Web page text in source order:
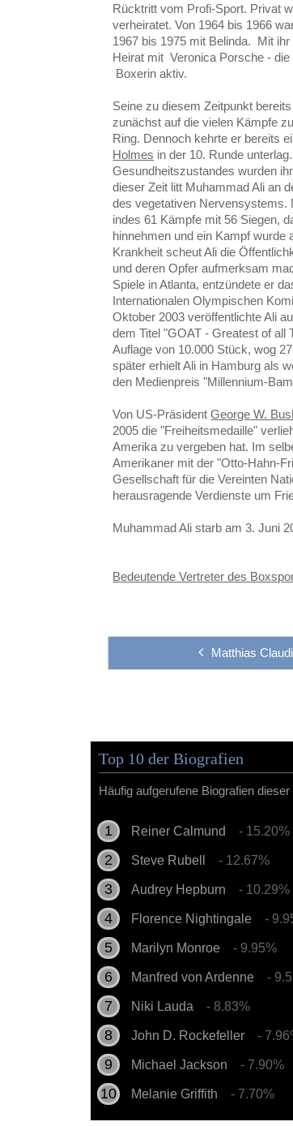
Rücktritt vom Profi-Sport. Privat
verheiratet. Von 1964 bis 1966
1967 bis 1975 mit Belinda. Mit
Heirat mit Veronica Porsche -
Boxerin aktiv.
Seine zu diesem Zeitpunkt
zunächst auf die vielen Kämpfe
Ring. Dennoch kehrte er bereits
Holmes in der 10. Runde
Gesundheitszustandes wurden
dieser Zeit litt Muhammad Ali an
des vegetativen
indes 61 Kämpfe mit 56 Siegen,
hinnehmen und ein Kampf wurde
Krankheit scheut Ali die
und deren Opfer aufmerksam
Spiele in Atlanta, entzündete er
Internationalen Olympischen
Oktober 2003 veröffentlichte Ali
dem Titel "GOAT - Greatest of all
Auflage von 10.000 Stück, wog
später erhielt Ali in Hamburg als
den Medienpreis "Millennium-
Von US-PräsidentGeorge W.
2005 die "Freiheitsmedaille"
Amerika zu vergeben hat. Im
Amerikaner mit der "Otto-Hahn-
Gesellschaft für die Vereinten
herausragende Verdienste um
Muhammad Ali starb am 3. Juni
Bedeutende Vertreter des
Matthias
Top 10 der Biografien
Häufig aufgerufene Biografien dieser
Reiner Calmund - 15.20%
Steve Rubell - 12.67%
Audrey Hepburn - 10.29%
Florence Nightingale -
Marilyn Monroe - 9.95%
Manfred von Ardenne -
Niki Lauda - 8.83%
John D. Rockefeller -
Michael Jackson - 7.90%
Melanie Griffith - 7.70%